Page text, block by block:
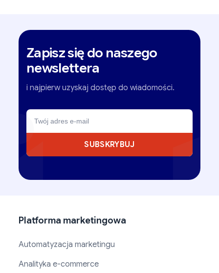
Zapisz się do naszego
newslettera
i najpierw uzyskaj dostęp do wiadomości.
SUBSKRYBUJ
Platforma marketingowa
Automatyzacja marketingu
Analityka e-commerce